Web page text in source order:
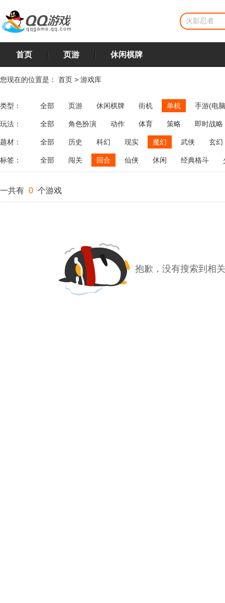
首页 页游 休闲棋牌
您现在的位置是： 首页 > 游戏库
类型： 全部 页游 休闲棋牌 街机 单机 手游(电
玩法： 全部 角色扮演 动作 体育 策略
即时战略
飞行
恋爱 第三人称射击 棋类 牌类 麻将
题材： 全部 历史 科幻 现实 魔幻 武侠 玄幻
标签： 全部 闯关 回合 仙侠 休闲 经典格斗
一共有 0 个游戏
抱歉，没有搜索到相